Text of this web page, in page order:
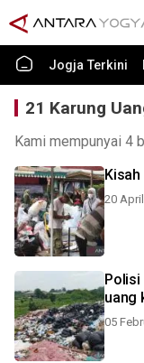
Jogja Terkini
21 Karung
Kami mempunyai 4
20
Polisi
uang
05